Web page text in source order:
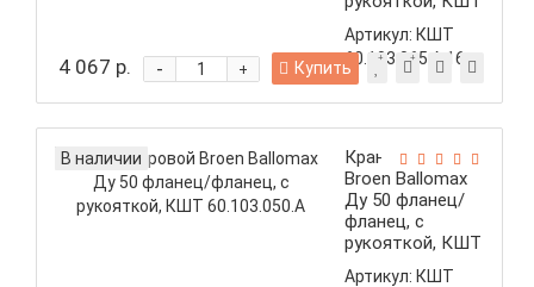
60.103.065.А.16
Артикул: КШТ
60.103.065.А.16
4 067 р. +
- Купить
В наличии
Кран шаровой
Broen Ballomax
Ду 50 фланец/
фланец, с
рукояткой, КШТ
60.103.050.А
Артикул: КШТ